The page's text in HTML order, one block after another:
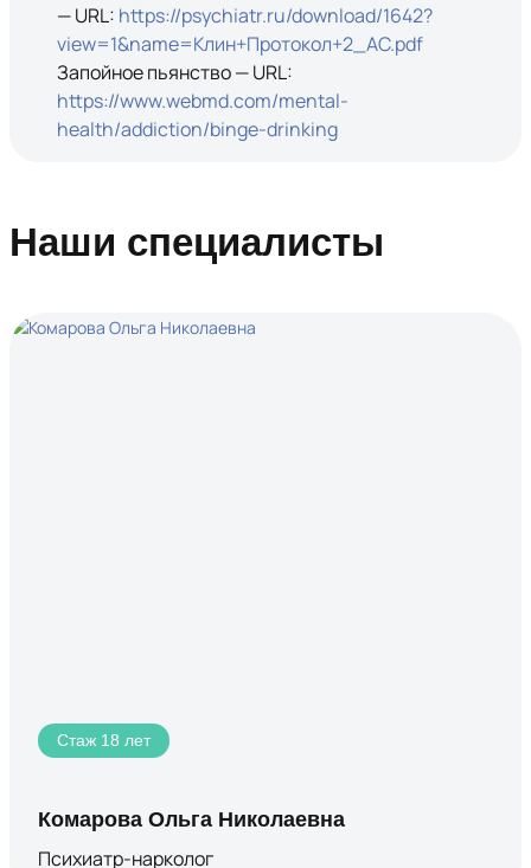
— URL: https://psychiatr.ru/download/1642?
view=1&name=Клин+Протокол+2_АС.pdf
Запойное пьянство — URL:
https://www.webmd.com/mental-
health/addiction/binge-drinking
Наши специалисты
Стаж 18 лет
Комарова Ольга Николаевна
Психиатр-нарколог